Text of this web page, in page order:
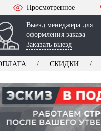
Просмотренное
Выезд менеджера для
оформления заказа
Заказать выезд
СКИДКИ